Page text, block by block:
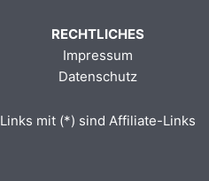
RECHTLICHES
Impressum
Datenschutz
Links mit (*) sind Affiliate-Links